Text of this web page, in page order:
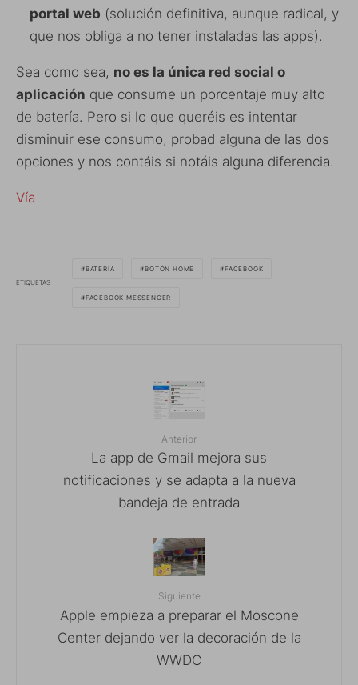
portal web (solución definitiva, aunque radical, y
que nos obliga a no tener instaladas las apps).
Sea como sea, no es la única red social o
aplicación que consume un porcentaje muy alto
de batería. Pero si lo que queréis es intentar
disminuir ese consumo, probad alguna de las dos
opciones y nos contáis si notáis alguna diferencia.
Vía
ETIQUETAS
BATERÍA BOTÓN HOME FACEBOOK
FACEBOOK MESSENGER
Anterior
La app de Gmail mejora sus
notificaciones y se adapta a la nueva
bandeja de entrada
Siguiente
Apple empieza a preparar el Moscone
Center dejando ver la decoración de la
WWDC